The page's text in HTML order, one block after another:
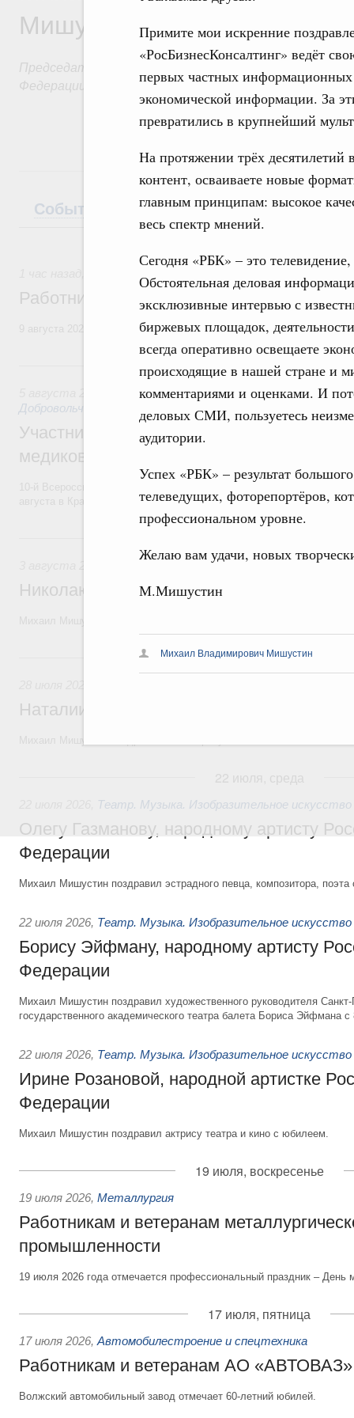
Примите мои искренние
«РосБизнесКонсалтинг» ведёт
первых частных
экономической информации. За
превратились в крупнейший
На протяжении трёх десятилетий
контент, осваиваете новые
главным принципам: высокое
весь спектр мнений.
Сегодня «РБК» – это
Обстоятельная деловая
эксклюзивные интервью с
биржевых площадок,
всегда оперативно освещаете
происходящие в нашей стране и
комментариями и оценками. И
деловых СМИ, пользуетесь
аудитории.
Успех «РБК» – результат
телеведущих, фоторепортёров,
профессиональном уровне.
Желаю вам удачи, новых
М.Мишустин
Михаил Владимирович Мишустин
Мишустин
Председатель Правительства Российской
Федерации
События Поездки Интервью
Работникам строительной отрасли
9 августа 2026 года отмечается профессиональный праздник –
5 августа, среда
Социальные инновации. Некоммерческие
Добровольчество и волонтёрство. Благотворительность
Участникам и гостям Всероссийского
медиков и медицинской молодёжи
августа в Красноярском крае.
Николаю Бурляеву, народному артисту
28 июля, вторник
Наталии Белохвостиковой, народной
Театр. Музыка. Изобразительное искусство
Олегу Газманову, народному артисту
Федерации
Михаил Мишустин поздравил эстрадного певца, композитора, поэта
22 июля 2026, Театр. Музыка. Изобразительное искусство
Борису Эйфману, народному артисту
Федерации
Михаил Мишустин поздравил художественного руководителя Санкт-
государственного академического театра балета Бориса Эйфмана
22 июля 2026, Театр. Музыка. Изобразительное искусство
Ирине Розановой, народной артистке
Федерации
Михаил Мишустин поздравил актрису театра и кино с юбилеем.
19 июля, воскресенье
19 июля 2026, Металлургия
Работникам и ветеранам
промышленности
19 июля 2026 года отмечается профессиональный праздник – День
17 июля, пятница
17 июля 2026, Автомобилестроение и спецтехника
Работникам и ветеранам АО «АВТОВАЗ»
Волжский автомобильный завод отмечает 60-летний юбилей.